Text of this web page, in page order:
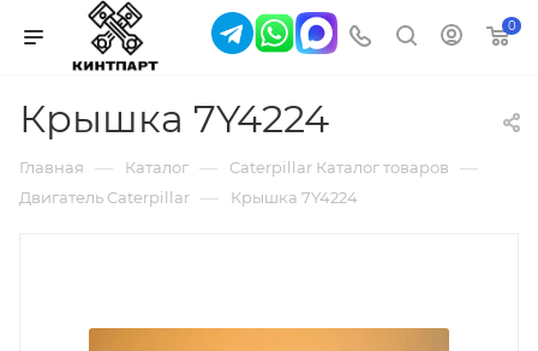
0
Крышка 7Y4224
Главная — Каталог — Caterpillar Каталог товаров —
Двигатель Caterpillar — Крышка 7Y4224